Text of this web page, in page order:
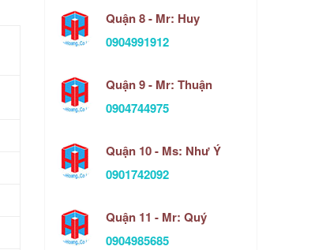
Quận 8 - Mr: Huy
0904991912
Quận 9 - Mr: Thuận
0904744975
Quận 10 - Ms: Như Ý
0901742092
Quận 11 - Mr: Quý
0904985685